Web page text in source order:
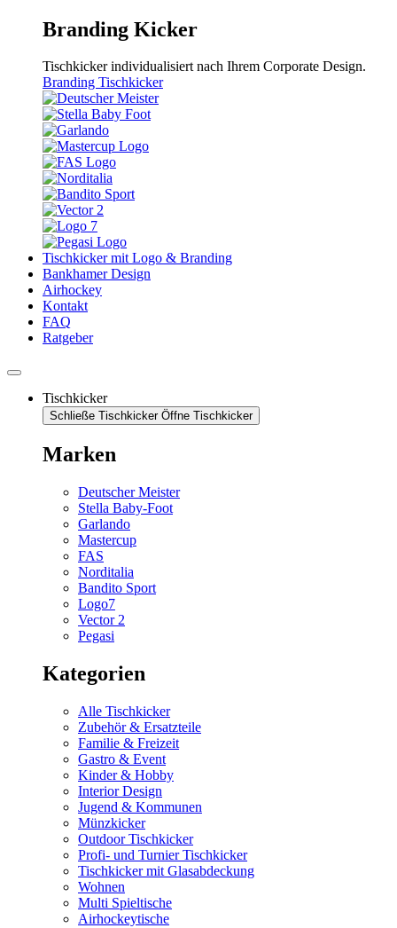
Branding Kicker
Tischkicker individualisiert nach Ihrem Corporate Design.
Branding Tischkicker
Tischkicker mit Logo & Branding
Bankhamer Design
Airhockey
Kontakt
FAQ
Ratgeber
Tischkicker
Schließe Tischkicker Öffne Tischkicker
Marken
Deutscher Meister
Stella Baby-Foot
Garlando
Mastercup
FAS
Norditalia
Bandito Sport
Logo7
Vector 2
Pegasi
Kategorien
Alle Tischkicker
Zubehör & Ersatzteile
Familie & Freizeit
Gastro & Event
Kinder & Hobby
Interior Design
Jugend & Kommunen
Münzkicker
Outdoor Tischkicker
Profi- und Turnier Tischkicker
Tischkicker mit Glasabdeckung
Wohnen
Multi Spieltische
Airhockeytische